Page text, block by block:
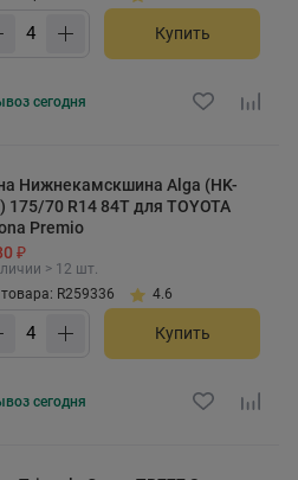
Купить
сегодня
Нижнекамскшина Alga (HK-
175/70 R14 84T для TOYOTA
Premio
₽
> 12 шт.
R259336
4.6
Купить
сегодня